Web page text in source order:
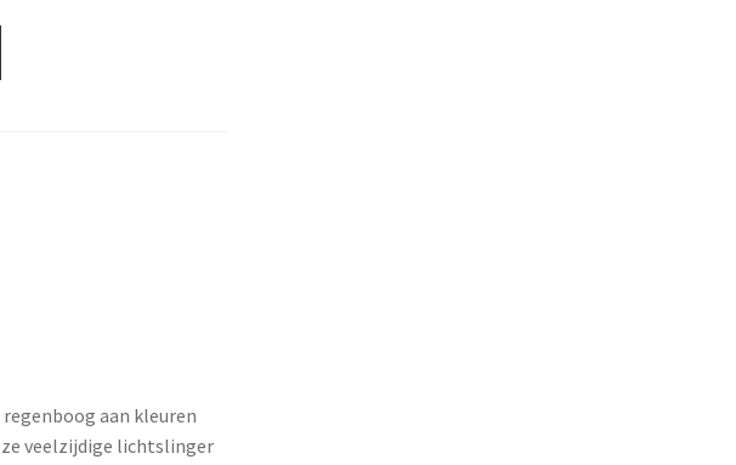
aan kleuren
veelzijdige lichtslinger